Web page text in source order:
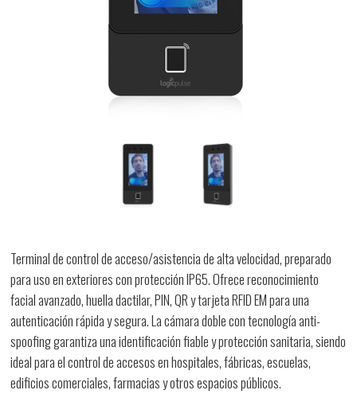
Terminal de control de acceso/asistencia de alta velocidad, preparado
para uso en exteriores con protección IP65. Ofrece reconocimiento
facial avanzado, huella dactilar, PIN, QR y tarjeta RFID EM para una
autenticación rápida y segura. La cámara doble con tecnología anti-
spoofing garantiza una identificación fiable y protección sanitaria, siendo
ideal para el control de accesos en hospitales, fábricas, escuelas,
edificios comerciales, farmacias y otros espacios públicos.